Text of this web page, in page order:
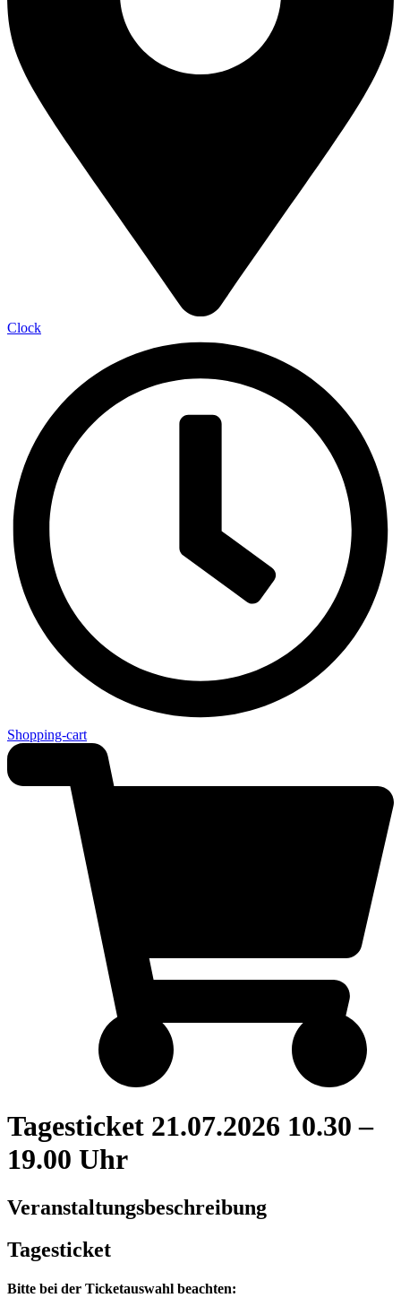
Clock
Shopping-cart
Tagesticket 21.07.2026 10.30 –
19.00 Uhr
Veranstaltungsbeschreibung
Tagesticket
Bitte bei der Ticketauswahl beachten: